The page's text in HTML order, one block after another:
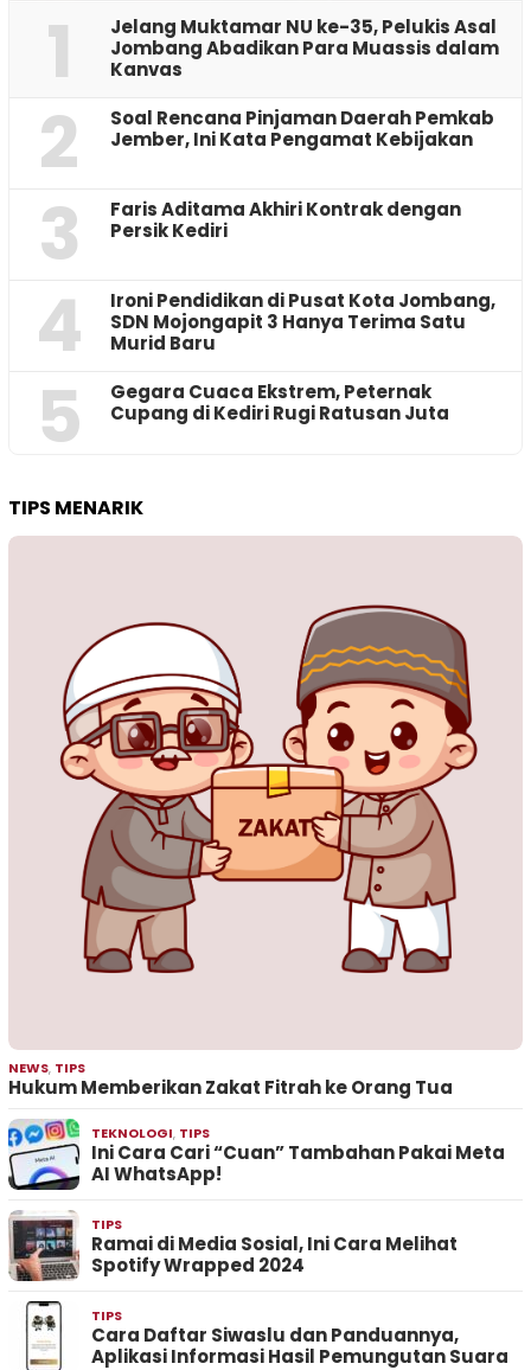
1
Jelang Muktamar NU ke-35, Pelukis Asal
Jombang Abadikan Para Muassis dalam
Kanvas
2
‎Soal Rencana Pinjaman Daerah Pemkab
Jember, Ini Kata Pengamat Kebijakan ‎
3
Faris Aditama Akhiri Kontrak dengan
Persik Kediri
4
Ironi Pendidikan di Pusat Kota Jombang,
SDN Mojongapit 3 Hanya Terima Satu
Murid Baru
5
‎Gegara Cuaca Ekstrem, Peternak
Cupang di Kediri Rugi Ratusan Juta
TIPS MENARIK
NEWS, TIPS
Hukum Memberikan Zakat Fitrah ke Orang Tua
TEKNOLOGI, TIPS
Ini Cara Cari “Cuan” Tambahan Pakai Meta
AI WhatsApp!
TIPS
Ramai di Media Sosial, Ini Cara Melihat
Spotify Wrapped 2024
TIPS
Cara Daftar Siwaslu dan Panduannya,
Aplikasi Informasi Hasil Pemungutan Suara